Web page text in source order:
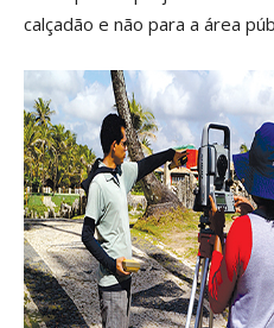
calçadão e não para a área